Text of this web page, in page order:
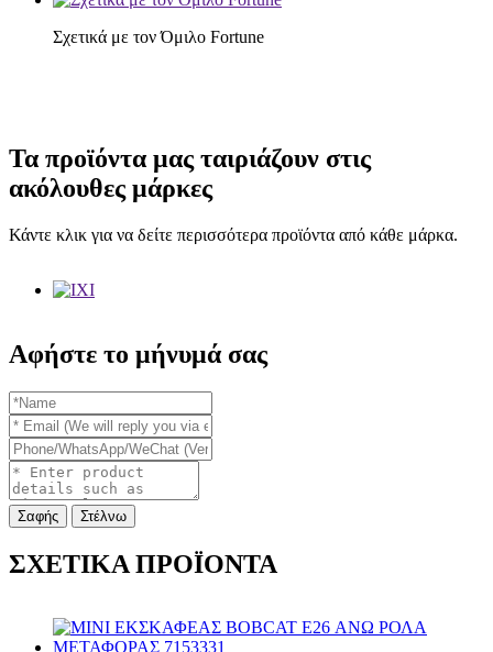
Σχετικά με τον Όμιλο Fortune
Τα προϊόντα μας ταιριάζουν στις
ακόλουθες μάρκες
Κάντε κλικ για να δείτε περισσότερα προϊόντα από κάθε μάρκα.
Αφήστε το μήνυμά σας
Σαφής Στέλνω
ΣΧΕΤΙΚΑ ΠΡΟΪΟΝΤΑ